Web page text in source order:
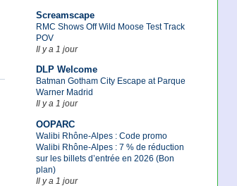
Screamscape
RMC Shows Off Wild Moose Test Track
POV
Il y a 1 jour
DLP Welcome
Batman Gotham City Escape at Parque
Warner Madrid
Il y a 1 jour
OOPARC
Walibi Rhône-Alpes : Code promo
Walibi Rhône-Alpes : 7 % de réduction
sur les billets d’entrée en 2026 (Bon
plan)
Il y a 1 jour